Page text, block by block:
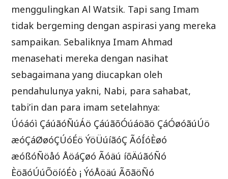
menggulingkan Al Watsik. Tapi sang Imam
tidak bergeming dengan aspirasi yang mereka
sampaikan. Sebaliknya Imam Ahmad
menasehati mereka dengan nasihat
sebagaimana yang diucapkan oleh
pendahulunya yakni, Nabi, para sahabat,
tabi’in dan para imam setelahnya:
Úóáóì ÇáúãóÑúÁö ÇáúãõÓúáöãö ÇáÓøóãúÚö
æóÇáØøóÇÚóÉö ÝöÜúíãóÇ ÃóÍóÈøó
æóßóÑöåó ÅöáÇøó Ãóäú íõÄúãóÑó
ÈöãóÚúÕöíóÉò ¡ ÝóÅöäú ÃõãöÑó